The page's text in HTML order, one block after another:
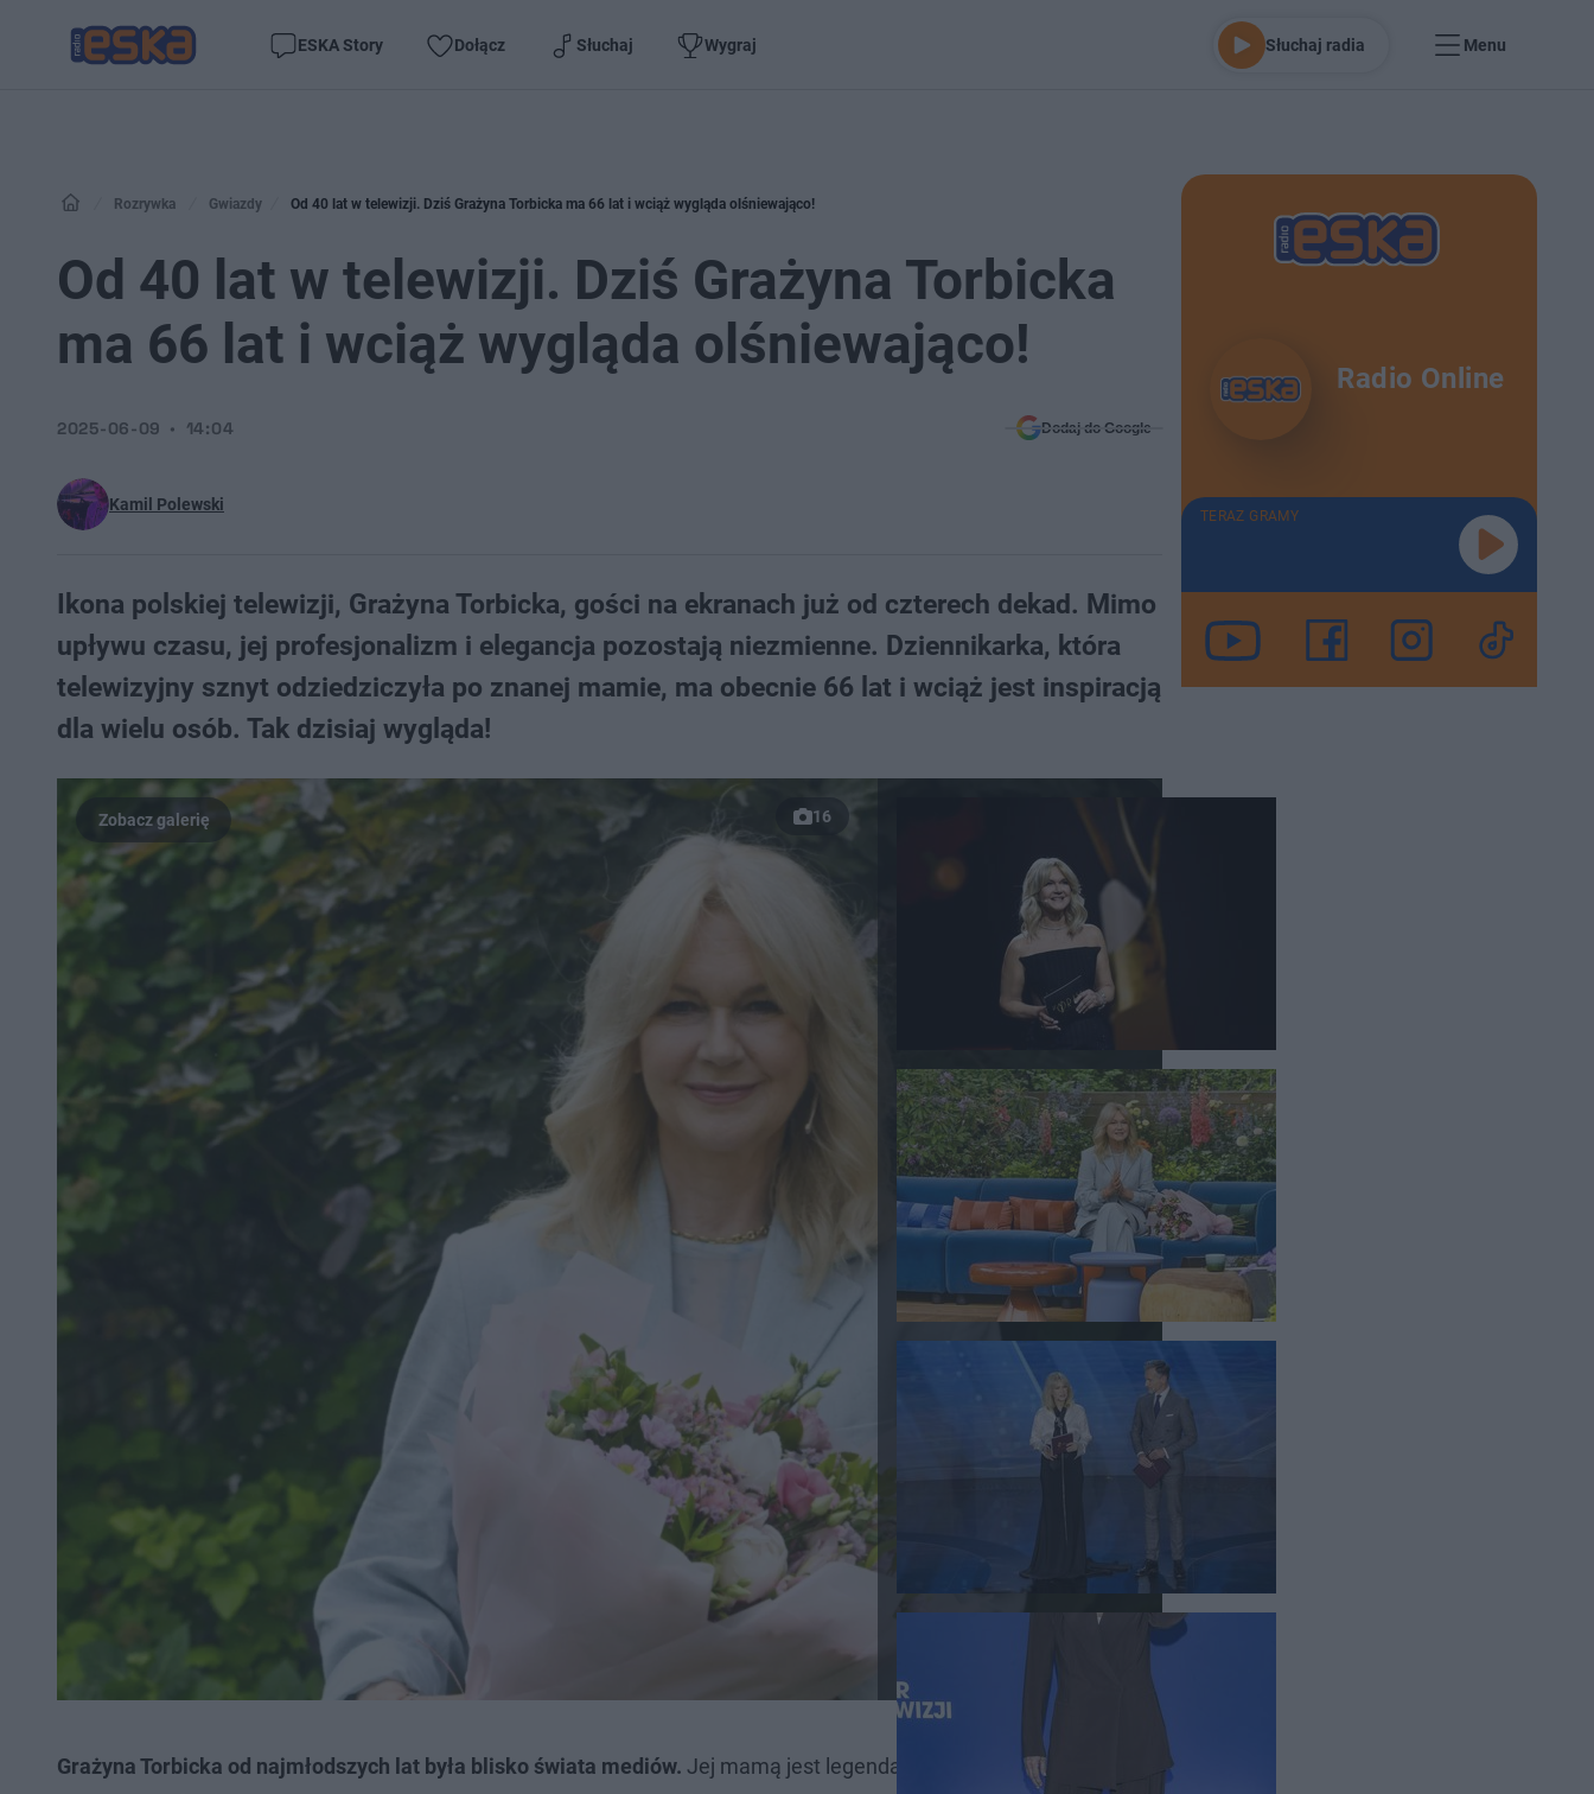
ESKA Story Dołącz Słuchaj Wygraj Słuchaj radia Menu
Rozrywka Gwiazdy Od 40 lat w telewizji. Dziś Grażyna Torbicka ma 66 lat i wciąż wygląda olśniewająco!
Od 40 lat w telewizji. Dziś Grażyna Torbicka
ma 66 lat i wciąż wygląda olśniewająco!
Kamil Polewski
2025-06-09 14:04 Dodaj do Google
Ikona polskiej telewizji, Grażyna Torbicka, gości na ekranach już od czterech dekad. Mimo
upływu czasu, jej profesjonalizm i elegancja pozostają niezmienne. Dziennikarka, która
telewizyjny sznyt odziedziczyła po znanej mamie, ma obecnie 66 lat i wciąż jest inspiracją
dla wielu osób. Tak dzisiaj wygląda!
16
Grażyna Torbicka od najmłodszych lat była blisko świata mediów. Jej mamą jest legendarna spikerka telewizyjna -
Radio Online
TERAZ GRAMY